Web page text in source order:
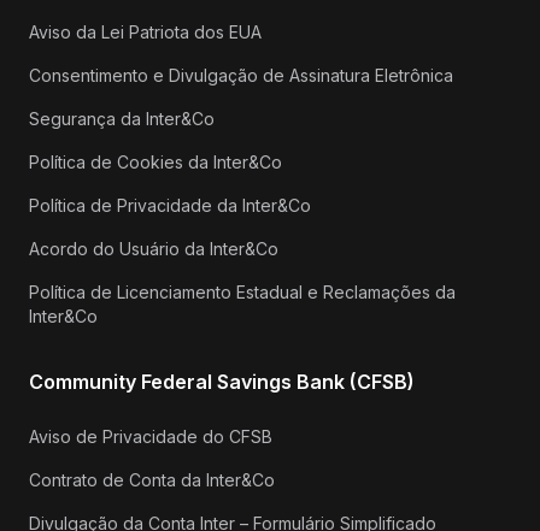
Aviso da Lei Patriota dos EUA
Consentimento e Divulgação de Assinatura Eletrônica
Segurança da Inter&Co
Política de Cookies da Inter&Co
Política de Privacidade da Inter&Co
Acordo do Usuário da Inter&Co
Política de Licenciamento Estadual e Reclamações da
Inter&Co
Community Federal Savings Bank (CFSB)
Aviso de Privacidade do CFSB
Contrato de Conta da Inter&Co
Divulgação da Conta Inter – Formulário Simplificado